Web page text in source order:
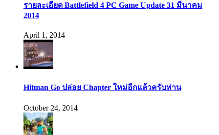
รายละเอียด Battlefield 4 PC Game Update 31 มีนาคม
2014
April 1, 2014
Hitman Go ปล่อย Chapter ใหม่อีกแล้วครับท่าน
October 24, 2014